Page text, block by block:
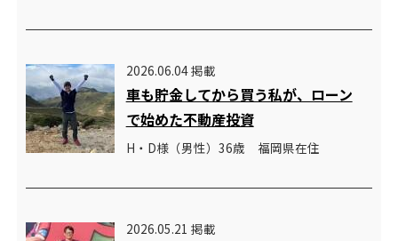
2026.06.04 掲載
車も貯金してから買う私が、ローン
で始めた不動産投資
H・D様（男性）36歳 福岡県在住
2026.05.21 掲載